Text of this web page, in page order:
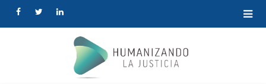
facebooktwitterlinkedin